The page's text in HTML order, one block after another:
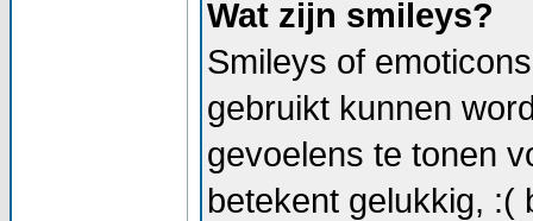
Wat zijn smileys?
Smileys of
gebruikt kunnen
gevoelens te tonen
betekent gelukkig, :(